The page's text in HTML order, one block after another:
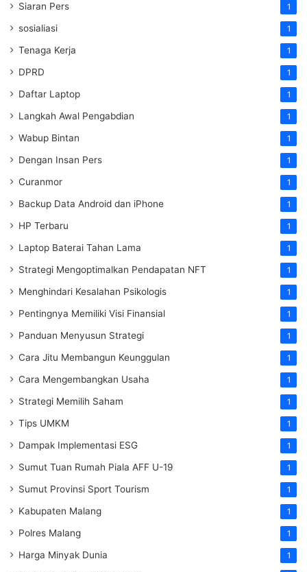
Siaran Pers 1
sosialiasi 1
Tenaga Kerja 1
DPRD 1
Daftar Laptop 1
Langkah Awal Pengabdian 1
Wabup Bintan 1
Dengan Insan Pers 1
Curanmor 1
Backup Data Android dan iPhone 1
HP Terbaru 1
Laptop Baterai Tahan Lama 1
Strategi Mengoptimalkan Pendapatan NFT 1
Menghindari Kesalahan Psikologis 1
Pentingnya Memiliki Visi Finansial 1
Panduan Menyusun Strategi 1
Cara Jitu Membangun Keunggulan 1
Cara Mengembangkan Usaha 1
Strategi Memilih Saham 1
Tips UMKM 1
Dampak Implementasi ESG 1
Sumut Tuan Rumah Piala AFF U-19 1
Sumut Provinsi Sport Tourism 1
Kabupaten Malang 1
Polres Malang 1
Harga Minyak Dunia 1